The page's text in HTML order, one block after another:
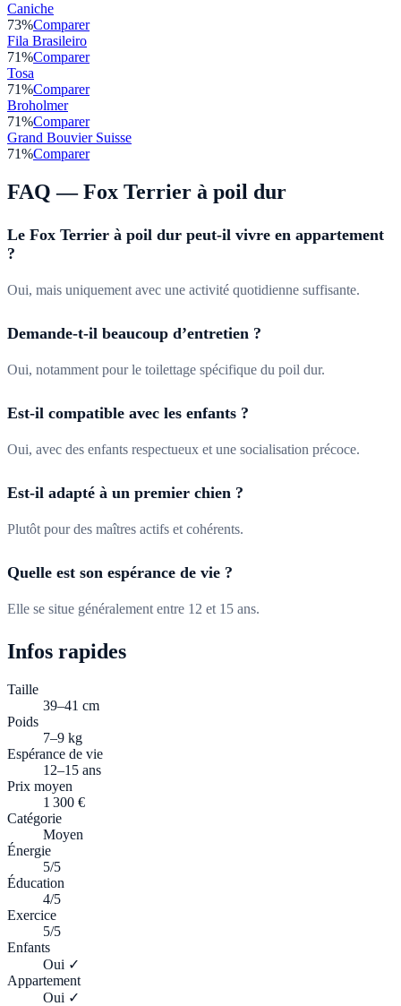
Caniche
73%Comparer
Fila Brasileiro
71%Comparer
Tosa
71%Comparer
Broholmer
71%Comparer
Grand Bouvier Suisse
71%Comparer
FAQ —Fox Terrier à poil dur
Le Fox Terrier à poil dur peut-il vivre en appartement
?
Oui, mais uniquement avec une activité quotidienne suffisante.
Demande-t-il beaucoup d’entretien ?
Oui, notamment pour le toilettage spécifique du poil dur.
Est-il compatible avec les enfants ?
Oui, avec des enfants respectueux et une socialisation précoce.
Est-il adapté à un premier chien ?
Plutôt pour des maîtres actifs et cohérents.
Quelle est son espérance de vie ?
Elle se situe généralement entre 12 et 15 ans.
Infos rapides
Taille
39–41 cm
Poids
7–9 kg
Espérance de vie
12–15 ans
Prix moyen
1 300 €
Catégorie
Moyen
Énergie
5/5
Éducation
4/5
Exercice
5/5
Enfants
Oui ✓
Appartement
Oui ✓